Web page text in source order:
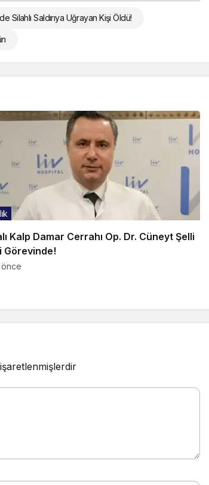
Silahlı Saldırıya Uğrayan Kişi Öldü!
Kalp Damar Cerrahı Op. Dr. Cüneyt Şelli
Görevinde!